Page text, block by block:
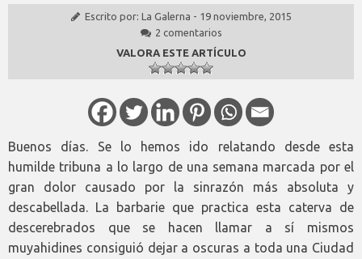
Escrito por: La Galerna - 19 noviembre, 2015
2 comentarios
VALORA ESTE ARTÍCULO
Buenos días. Se lo hemos ido relatando desde esta
humilde tribuna a lo largo de una semana marcada por el
gran dolor causado por la sinrazón más absoluta y
descabellada. La barbarie que practica esta caterva de
descerebrados que se hacen llamar a sí mismos
muyahidines consiguió dejar a oscuras a toda una Ciudad